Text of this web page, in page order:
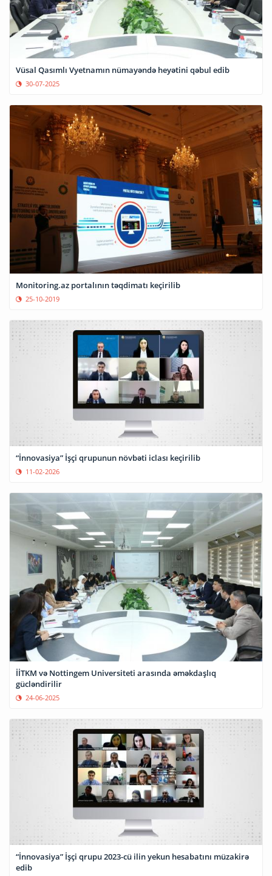
Vüsal Qasımlı Vyetnamın nümayəndə heyətini qəbul edib
30-07-2025
Monitoring.az portalının təqdimatı keçirilib
25-10-2019
“İnnovasiya” İşçi qrupunun növbəti iclası keçirilib
11-02-2026
İİTKM və Nottingem Universiteti arasında əməkdaşlıq
gücləndirilir
24-06-2025
“İnnovasiya” İşçi qrupu 2023-cü ilin yekun hesabatını müzakirə
edib